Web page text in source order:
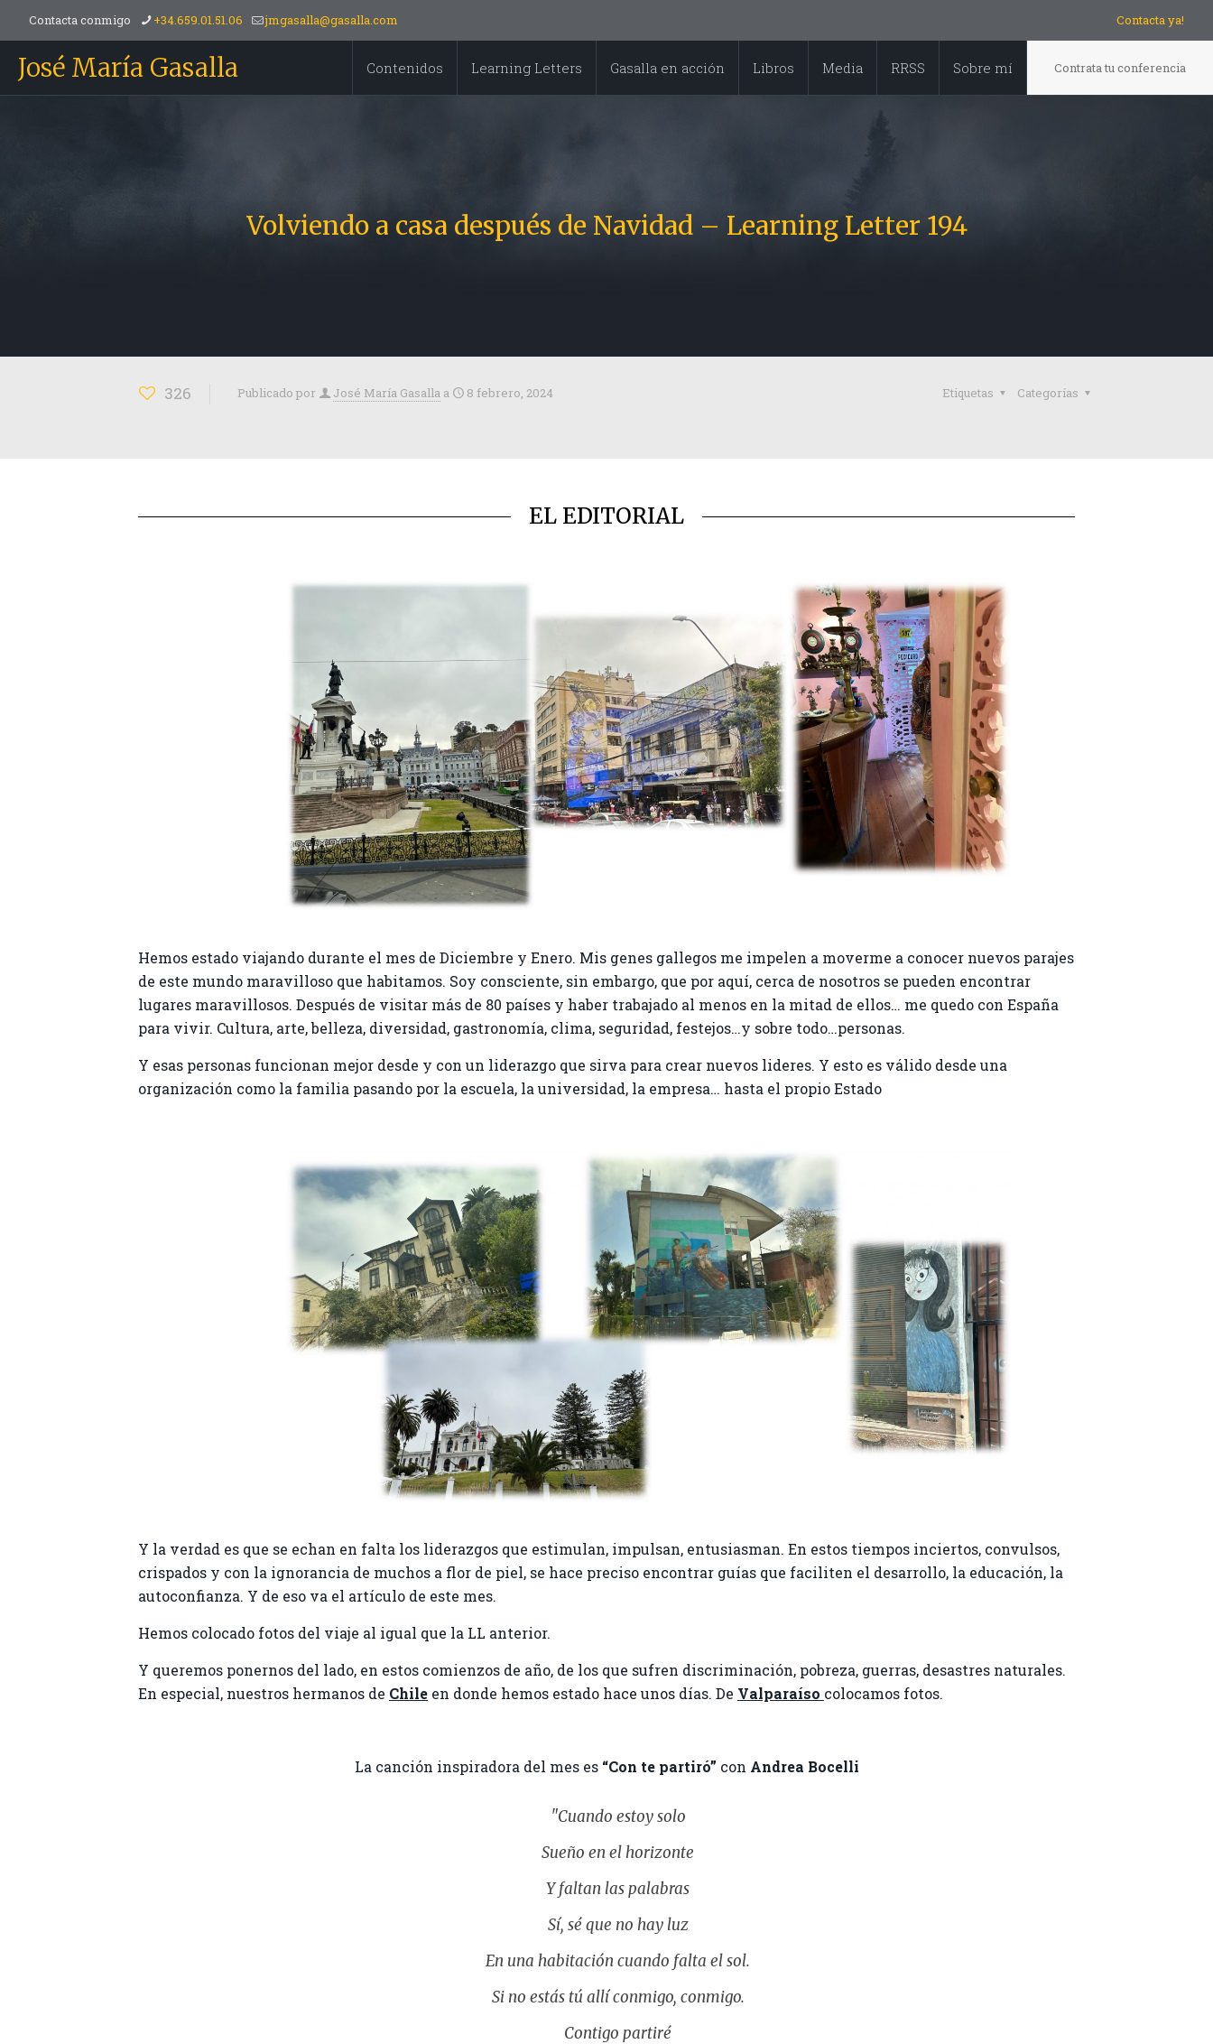
Contacta conmigo +34.659.01.51.06 jmgasalla@gasalla.com Contacta ya!
José María Gasalla Contenidos Learning Letters Gasalla en acción Libros Media RRSS Sobre mí Contrata tu conferencia
Volviendo a casa después de Navidad – Learning Letter 194
326 Publicado por José María Gasalla a 8 febrero, 2024 Categorías
Etiquetas
EL EDITORIAL
Hemos estado viajando durante el mes de Diciembre y Enero. Mis genes gallegos me impelen a moverme a conocer nuevos parajes
de este mundo maravilloso que habitamos. Soy consciente, sin embargo, que por aquí, cerca de nosotros se pueden encontrar
lugares maravillosos. Después de visitar más de 80 países y haber trabajado al menos en la mitad de ellos… me quedo con España
para vivir. Cultura, arte, belleza, diversidad, gastronomía, clima, seguridad, festejos…y sobre todo…personas.
Y esas personas funcionan mejor desde y con un liderazgo que sirva para crear nuevos lideres. Y esto es válido desde una
organización como la familia pasando por la escuela, la universidad, la empresa… hasta el propio Estado
Y la verdad es que se echan en falta los liderazgos que estimulan, impulsan, entusiasman. En estos tiempos inciertos, convulsos,
crispados y con la ignorancia de muchos a flor de piel, se hace preciso encontrar guías que faciliten el desarrollo, la educación, la
autoconfianza. Y de eso va el artículo de este mes.
Hemos colocado fotos del viaje al igual que la LL anterior.
Y queremos ponernos del lado, en estos comienzos de año, de los que sufren discriminación, pobreza, guerras, desastres naturales.
En especial, nuestros hermanos de Chile en donde hemos estado hace unos días. De Valparaíso colocamos fotos.
La canción inspiradora del mes es “Con te partiró” con Andrea Bocelli
"Cuando estoy solo
Sueño en el horizonte
Y faltan las palabras
Sí, sé que no hay luz
En una habitación cuando falta el sol.
Si no estás tú allí conmigo, conmigo.
Contigo partiré